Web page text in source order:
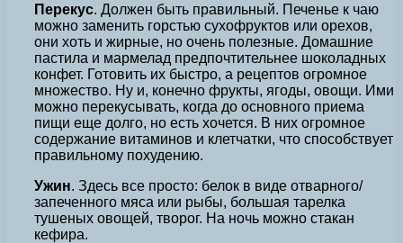
Перекус. Должен быть правильный. Печенье к чаю
можно заменить горстью сухофруктов или орехов,
они хоть и жирные, но очень полезные. Домашние
пастила и мармелад предпочтительнее шоколадных
конфет. Готовить их быстро, а рецептов огромное
множество. Ну и, конечно фрукты, ягоды, овощи. Ими
можно перекусывать, когда до основного приема
пищи еще долго, но есть хочется. В них огромное
содержание витаминов и клетчатки, что способствует
правильному похудению.
Ужин. Здесь все просто: белок в виде отварного/
запеченного мяса или рыбы, большая тарелка
тушеных овощей, творог. На ночь можно стакан
кефира.